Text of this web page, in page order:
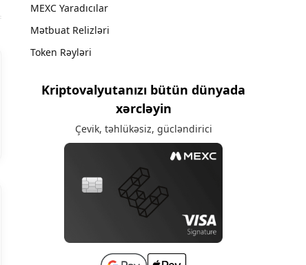
MEXC Yaradıcılar
Mətbuat Relizləri
Token Rəyləri
Kriptovalyutanızı bütün dünyada
xərcləyin
Çevik, təhlükəsiz, gücləndirici